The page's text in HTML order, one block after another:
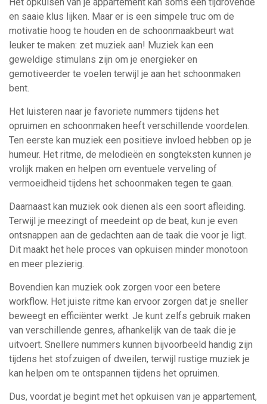
en saaie klus lijken. Maar er is een simpele truc om de
motivatie hoog te houden en de schoonmaakbeurt wat
leuker te maken: zet muziek aan! Muziek kan een
geweldige stimulans zijn om je energieker en
gemotiveerder te voelen terwijl je aan het schoonmaken
bent.
Het luisteren naar je favoriete nummers tijdens het
opruimen en schoonmaken heeft verschillende voordelen.
Ten eerste kan muziek een positieve invloed hebben op je
humeur. Het ritme, de melodieën en songteksten kunnen je
vrolijk maken en helpen om eventuele verveling of
vermoeidheid tijdens het schoonmaken tegen te gaan.
Daarnaast kan muziek ook dienen als een soort afleiding.
Terwijl je meezingt of meedeint op de beat, kun je even
ontsnappen aan de gedachten aan de taak die voor je ligt.
Dit maakt het hele proces van opkuisen minder monotoon
en meer plezierig.
Bovendien kan muziek ook zorgen voor een betere
workflow. Het juiste ritme kan ervoor zorgen dat je sneller
beweegt en efficiënter werkt. Je kunt zelfs gebruik maken
van verschillende genres, afhankelijk van de taak die je
uitvoert. Snellere nummers kunnen bijvoorbeeld handig zijn
tijdens het stofzuigen of dweilen, terwijl rustige muziek je
kan helpen om te ontspannen tijdens het opruimen.
Dus, voordat je begint met het opkuisen van je appartement,